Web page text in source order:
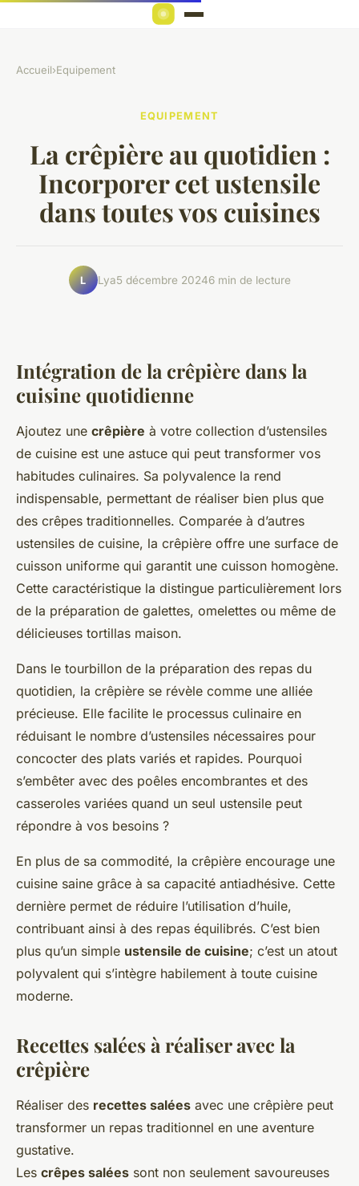
Accueil›Equipement
EQUIPEMENT
La crêpière au quotidien :
Incorporer cet ustensile
dans toutes vos cuisines
L Lya5 décembre 20246 min de lecture
Intégration de la crêpière dans la
cuisine quotidienne
Ajoutez une crêpière à votre collection d’ustensiles
de cuisine est une astuce qui peut transformer vos
habitudes culinaires. Sa polyvalence la rend
indispensable, permettant de réaliser bien plus que
des crêpes traditionnelles. Comparée à d’autres
ustensiles de cuisine, la crêpière offre une surface de
cuisson uniforme qui garantit une cuisson homogène.
Cette caractéristique la distingue particulièrement lors
de la préparation de galettes, omelettes ou même de
délicieuses tortillas maison.
Dans le tourbillon de la préparation des repas du
quotidien, la crêpière se révèle comme une alliée
précieuse. Elle facilite le processus culinaire en
réduisant le nombre d’ustensiles nécessaires pour
concocter des plats variés et rapides. Pourquoi
s’embêter avec des poêles encombrantes et des
casseroles variées quand un seul ustensile peut
répondre à vos besoins ?
En plus de sa commodité, la crêpière encourage une
cuisine saine grâce à sa capacité antiadhésive. Cette
dernière permet de réduire l’utilisation d’huile,
contribuant ainsi à des repas équilibrés. C’est bien
plus qu’un simple ustensile de cuisine; c’est un atout
polyvalent qui s’intègre habilement à toute cuisine
moderne.
Recettes salées à réaliser avec la
crêpière
Réaliser des recettes salées avec une crêpière peut
transformer un repas traditionnel en une aventure
gustative.
Les crêpes salées sont non seulement savoureuses